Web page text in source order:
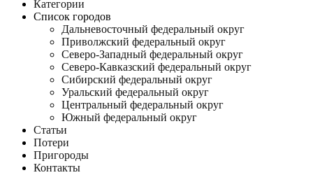
Категории
Список городов
Дальневосточный федеральный округ
Приволжский федеральный округ
Северо-Западный федеральный округ
Северо-Кавказский федеральный округ
Сибирский федеральный округ
Уральский федеральный округ
Центральный федеральный округ
Южный федеральный округ
Статьи
Потери
Пригороды
Контакты